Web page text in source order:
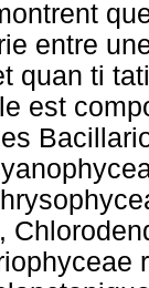
entre
quan ti
est